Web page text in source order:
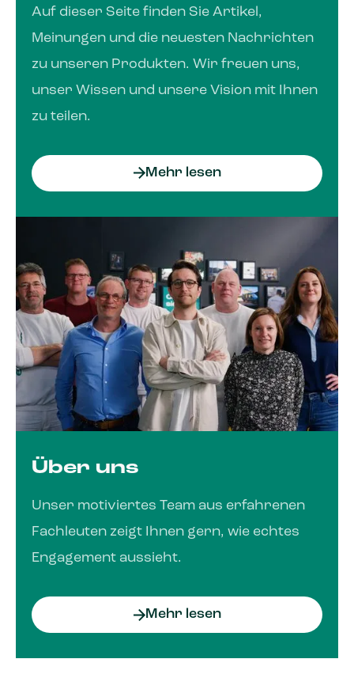
Auf dieser Seite finden Sie Artikel,
Meinungen und die neuesten Nach­richten
zu unseren Produkten. Wir freuen uns,
unser Wissen und unsere Vision mit Ihnen
zu teilen.
Mehr lesen
Über uns
Unser motiviertes Team aus erfahrenen
Fachleuten zeigt Ihnen gern, wie echtes
Engagement aussieht.
Mehr lesen